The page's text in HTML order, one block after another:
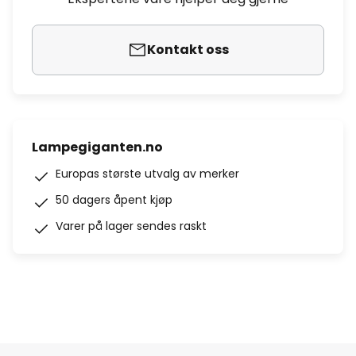
Kontakt oss
Lampegiganten.no
Europas største utvalg av merker
50 dagers åpent kjøp
Varer på lager sendes raskt